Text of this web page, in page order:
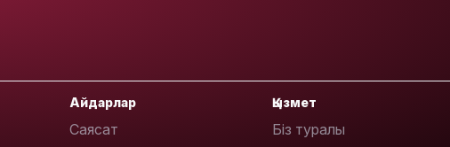
Айдарлар
Саясат
Қызмет
Біз туралы